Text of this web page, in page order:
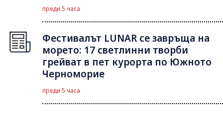
преди 5 часа
Фестивалът LUNAR се завръща на
морето: 17 светлинни творби
грейват в пет курорта по Южното
Черноморие
преди 5 часа